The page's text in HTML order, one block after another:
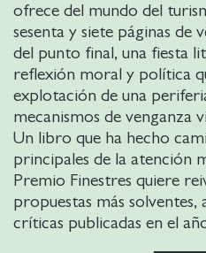
ofrece del mundo del
sesenta y siete páginas de
del punto final, una fiesta
reflexión moral y política
explotación de una
mecanismos de venganza
Un libro que ha hecho
principales de la atención
Premio Finestres quiere
propuestas más solventes,
críticas publicadas en el